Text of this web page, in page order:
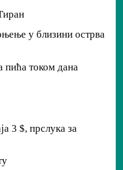
у близини острва
пића током дана
3 $, прслука за